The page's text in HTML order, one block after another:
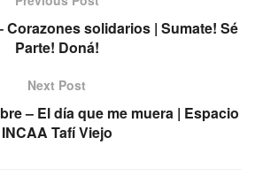
Corazones solidarios | Sumate! Sé
Parte! Doná!
Next Post
– El día que me muera | Espacio
INCAA Tafí Viejo